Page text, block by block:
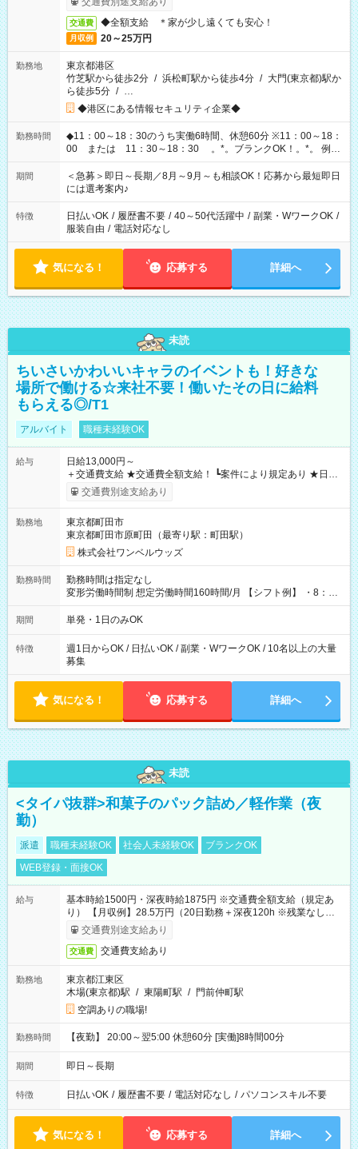
交通費 ◆全額支給 ＊家が少し遠くても安心！
月収例 20～25万円
勤務地
東京都港区
竹芝駅から徒歩2分 / 浜松町駅から徒歩4分 / 大門(東京都)駅か
ら徒歩5分 / …
◆港区にある情報セキュリティ企業◆
勤務時間
◆11：00～18：30のうち実働6時間、休憩60分 ※11：00～18：
00 または 11：30～18：30 。*。ブランクOK！。*。 例え
ば前職が、 在宅/財団法人/事務/コールセンター/受付/販売/カフェ
スタッフ スイーツ販売/ホテルフロント/化粧品販売/など 様々な
業界から入社して活躍されています♪
期間
＜急募＞即日～長期／8月～9月～も相談OK！応募から最短即日
には選考案内♪
特徴 日払いOK / 履歴書不要 / 40～50代活躍中 / 副業・WワークOK /
服装自由 / 電話対応なし
気になる！ 応募する 詳細へ
未読
ちいさいかわいいキャラのイベントも！好きな
場所で働ける☆来社不要！働いたその日に給料
もらえる◎/T1
アルバイト 職種未経験OK
給与
日給13,000円～
＋交通費支給 ★交通費全額支給！ ┗案件により規定あり ★日払
いOK！（規定あり） ┗働いたその日に現金GET♪ お仕事後はコ
ンビニATMから 日払い分を引き落とせます！ 【試用期間】試
交通費別途支給あり
勤務地
東京都町田市
東京都町田市原町田（最寄り駅：町田駅）
株式会社ワンベルウッズ
勤務時間
勤務時間は指定なし
変形労働時間制 想定労働時間160時間/月 【シフト例】 ・8：00
～21：00
期間 単発・1日のみOK
特徴
週1日からOK / 日払いOK / 副業・WワークOK / 10名以上の大量
募集
気になる！ 応募する 詳細へ
未読
<タイパ抜群>和菓子のパック詰め／軽作業（夜
勤）
派遣 職種未経験OK 社会人未経験OK
ブランクOK
WEB登録・面接OK
給与
基本時給1500円・深夜時給1875円 ※交通費全額支給（規定あ
り） 【月収例】28.5万円（20日勤務＋深夜120h ※残業なしの場
合）交通費別途支給あり
交通費 交通費支給あり
勤務地
東京都江東区
木場(東京都)駅 / 東陽町駅 / 門前仲町駅
空調ありの職場!
勤務時間 【夜勤】 20:00～翌5:00 休憩60分 [実働]8時間00分
期間 即日～長期
特徴 日払いOK / 履歴書不要 / 電話対応なし / パソコンスキル不要
気になる！ 応募する 詳細へ